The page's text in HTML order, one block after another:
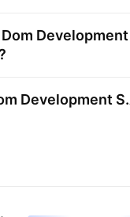
Dom Development
Development